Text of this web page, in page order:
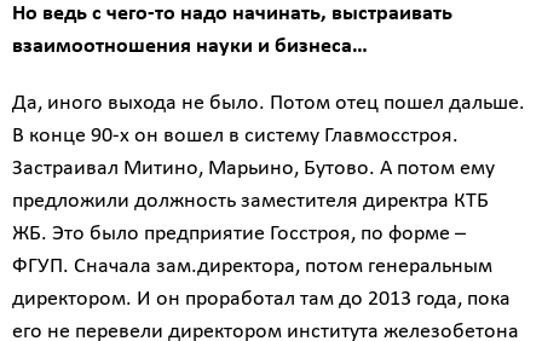
Но ведь с чего-то надо начинать, выстраивать
взаимоотношения науки и бизнеса…
Да, иного выхода не было. Потом отец пошел дальше.
В конце 90-х он вошел в систему Главмосстроя.
Застраивал Митино, Марьино, Бутово. А потом ему
предложили должность заместителя директра КТБ
ЖБ. Это было предприятие Госстроя, по форме –
ФГУП. Сначала зам.директора, потом генеральным
директором. И он проработал там до 2013 года, пока
его не перевели директором института железобетона